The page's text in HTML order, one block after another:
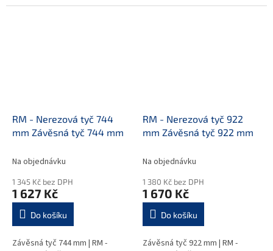
RM - Nerezová tyč 744
mm Závěsná tyč 744 mm
Na objednávku
1 345 Kč bez DPH
1 627 Kč
Do košíku
Závěsná tyč 744 mm | RM -
RM - Nerezová tyč 922
mm Závěsná tyč 922 mm
Na objednávku
1 380 Kč bez DPH
1 670 Kč
Do košíku
Závěsná tyč 922 mm | RM -